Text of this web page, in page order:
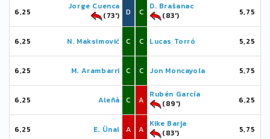
6,25
Jorge Cuenca
(73')
D
6,25 N. Maksimović C
6,25 M. Arambarri C
6,25 Aleñà C
6,25 E. Ünal A
C
D. Brašanac
(83')
5,75
C Lucas Torró 5,25
C Jon Moncayola 5,75
A
Rubén García
(89')
6,25
A
Kike Barja
(83')
5,75